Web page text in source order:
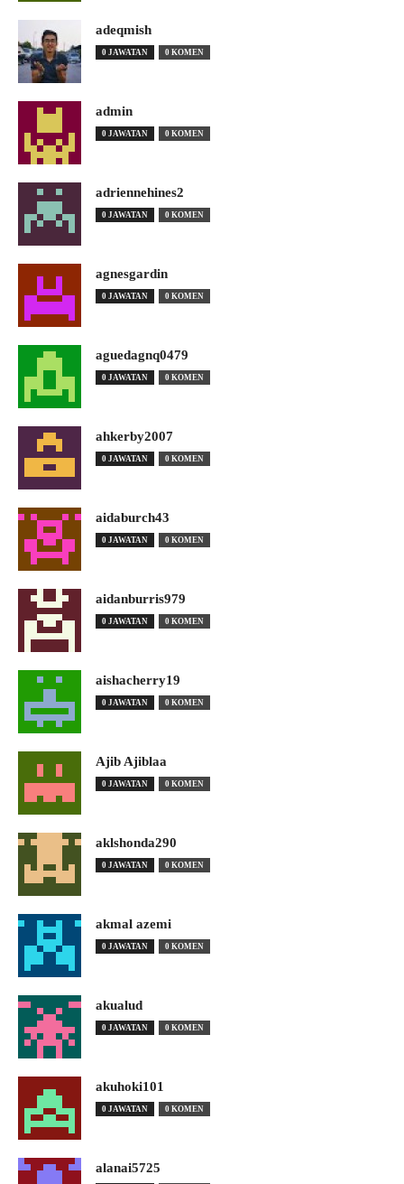
adeqmish
0 JAWATAN 0 KOMEN
admin
0 JAWATAN 0 KOMEN
adriennehines2
0 JAWATAN 0 KOMEN
agnesgardin
0 JAWATAN 0 KOMEN
aguedagnq0479
0 JAWATAN 0 KOMEN
ahkerby2007
0 JAWATAN 0 KOMEN
aidaburch43
0 JAWATAN 0 KOMEN
aidanburris979
0 JAWATAN 0 KOMEN
aishacherry19
0 JAWATAN 0 KOMEN
Ajib Ajiblaa
0 JAWATAN 0 KOMEN
aklshonda290
0 JAWATAN 0 KOMEN
akmal azemi
0 JAWATAN 0 KOMEN
akualud
0 JAWATAN 0 KOMEN
akuhoki101
0 JAWATAN 0 KOMEN
alanai5725